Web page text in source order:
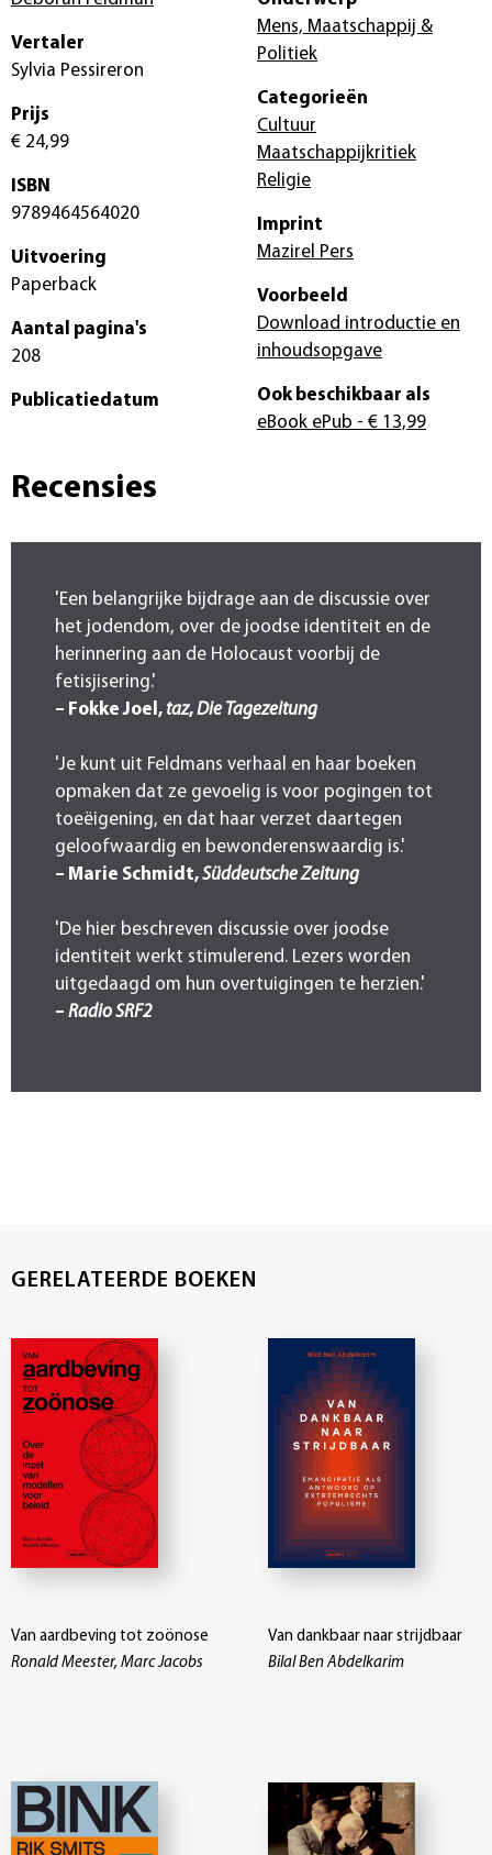
Vertaler
Sylvia Pessireron
Prijs
€ 24,99
ISBN
9789464564020
Uitvoering
Paperback
Aantal pagina's
208
Publicatiedatum
Mens, Maatschappij &
Politiek
Categorieën
Cultuur
Maatschappijkritiek
Religie
Imprint
Mazirel Pers
Voorbeeld
Download introductie en
inhoudsopgave
Ook beschikbaar als
eBook ePub - € 13,99
Recensies
'Een belangrijke bijdrage aan de discussie over
het jodendom, over de joodse identiteit en de
herinnering aan de Holocaust voorbij de
fetisjisering.'
– Fokke Joel, taz,Die Tagezeitung
'Je kunt uit Feldmans verhaal en haar boeken
opmaken dat ze gevoelig is voor pogingen tot
toeëigening, en dat haar verzet daartegen
geloofwaardig en bewonderenswaardig is.'
– Marie Schmidt,Süddeutsche Zeitung
'De hier beschreven discussie over joodse
identiteit werkt stimulerend. Lezers worden
uitgedaagd om hun overtuigingen te herzien.'
– Radio SRF2
GERELATEERDE BOEKEN
Van aardbeving tot zoönose
Ronald Meester, Marc Jacobs
Van dankbaar naar strijdbaar
Bilal Ben Abdelkarim